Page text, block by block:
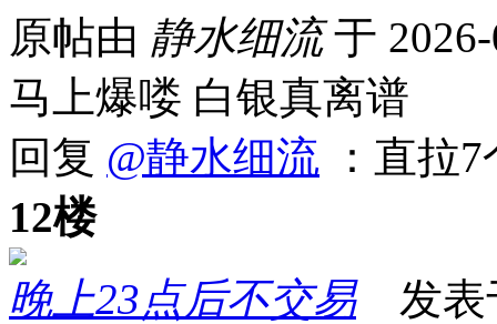
原帖由 静水细流于
马上爆喽 白银真离谱
回复 @静水细流 ：直拉
12楼
晚上23点后不交易发表